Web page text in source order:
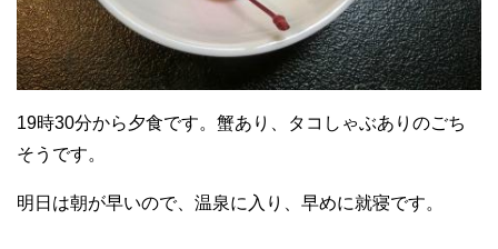
19時30分から夕食です。蟹あり、タコしゃぶありのごち
そうです。
明日は朝が早いので、温泉に入り、早めに就寝です。